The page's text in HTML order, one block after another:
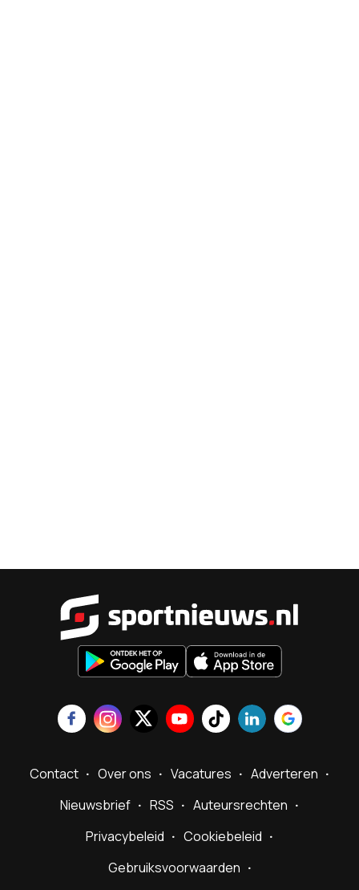
Contact Over ons Vacatures
Adverteren
Nieuwsbrief
RSS
Auteursrechten
Privacybeleid
Cookiebeleid
Gebruiksvoorwaarden